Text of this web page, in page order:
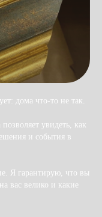
дома что-то не так.
увидеть, как
и события в
Я гарантирую, что вы
вас велико и какие